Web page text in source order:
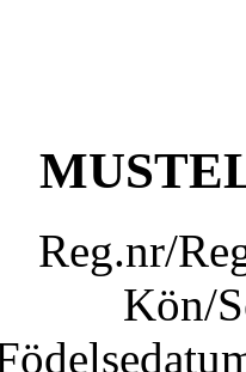
Reg.nr/
Kön/